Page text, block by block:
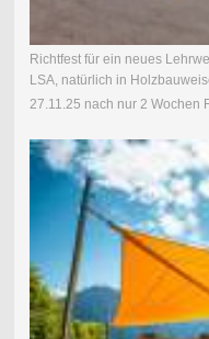
Richtfest für ein neues
LSA, natürlich in
27.11.25 nach nur 2 Wochen